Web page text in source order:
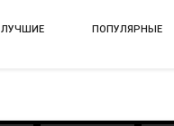
ЛУЧШИЕ ПОПУЛЯРНЫЕ